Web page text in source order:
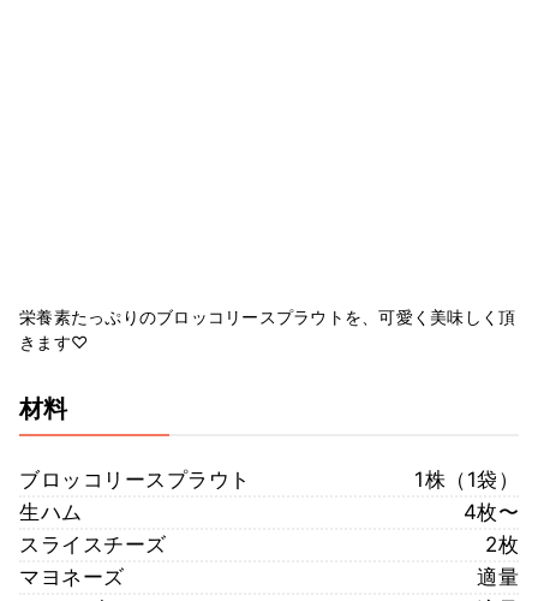
栄養素たっぷりのブロッコリースプラウトを、可愛く美味しく頂
きます♡
材料
ブロッコリースプラウト
1株（1袋）
生ハム
4枚〜
スライスチーズ
2枚
マヨネーズ
適量